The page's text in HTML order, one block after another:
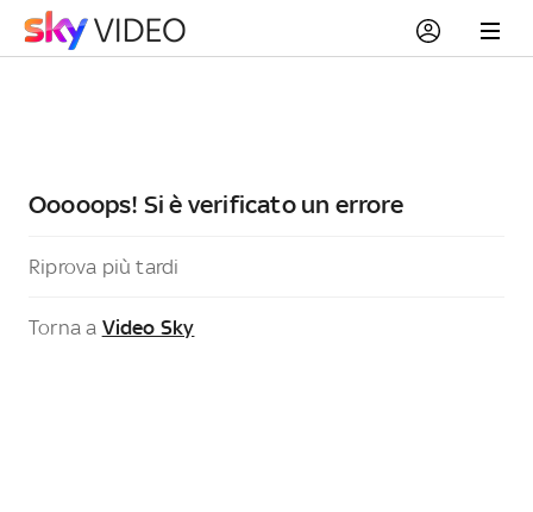
Ooooops! Si è verificato un errore
Riprova più tardi
Torna a Video Sky